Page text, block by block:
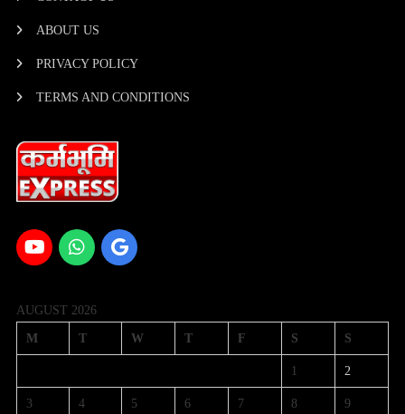
ABOUT US
PRIVACY POLICY
TERMS AND CONDITIONS
AUGUST 2026
M T W T F S S
1 2
3 4 5 6 7 8 9